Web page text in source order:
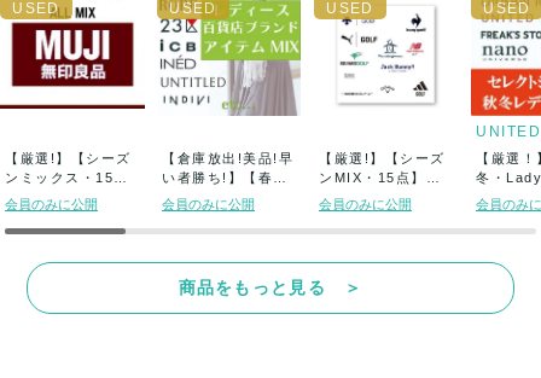
【厳選!】【シーズ
ンミックス・15
点】MUJI /...
会員のみに公開
【倉庫放出!美品!早
い者勝ち!】【春夏L
ady&#...
会員のみに公開
【厳選!】【シーズ
ンMIX・15点】人
気ゴルフブラ...
会員のみに公開
【厳選
冬・
セレク
会員のみ
商品をもっと見る ＞